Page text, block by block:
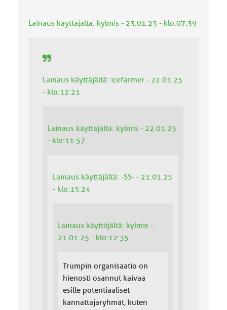
Lainaus käyttäjältä: kylmis - 23.01.25 - klo:07:39
Lainaus käyttäjältä: icefarmer - 22.01.25
- klo:12:21
Lainaus käyttäjältä: kylmis - 22.01.25
- klo:11:57
Lainaus käyttäjältä: -SS- - 21.01.25
- klo:15:24
Lainaus käyttäjältä: kylmis -
21.01.25 - klo:12:35
Trumpin organisaatio on
hienosti osannut kaivaa
esille potentiaaliset
kannattajaryhmät, kuten